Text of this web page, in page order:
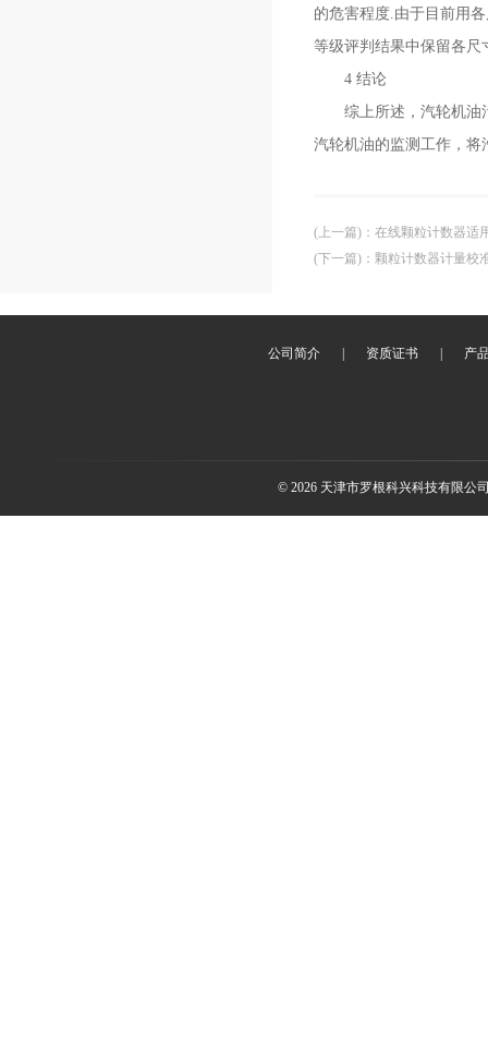
的危害程度.由于目前用
等级评判结果中保留各尺
4 结论
综上所述，汽轮机油污
汽轮机油的监测工作，将
(上一篇) ： 在线颗粒计数器适
(下一篇) ： 颗粒计数器计量校
公司简介 资质证书 产
© 2026 天津市罗根科兴科技有限公